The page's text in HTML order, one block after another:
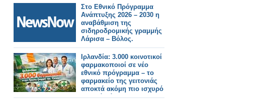
Στο Εθνικό Πρόγραμμα
Ανάπτυξης 2026 – 2030 η
αναβάθμιση της
σιδηροδρομικής γραμμής
Λάρισα – Βόλος.
Ιρλανδία: 3.000 κοινοτικοί
φαρμακοποιοί σε νέο
εθνικό πρόγραμμα – το
φαρμακείο της γειτονιάς
αποκτά ακόμη πιο ισχυρό
κλινικό ρόλο